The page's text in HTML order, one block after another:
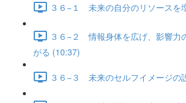
３６−１ 未来の自分のリソースを
３６−２ 情報身体を広げ、影響力
がる (10:37)
３６−３ 未来のセルフイメージの